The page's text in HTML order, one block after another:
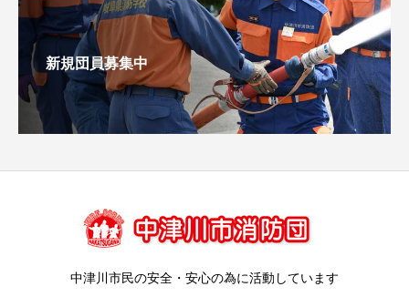
新規団員募集中
中津川市民の安全・安心の為に活動しています